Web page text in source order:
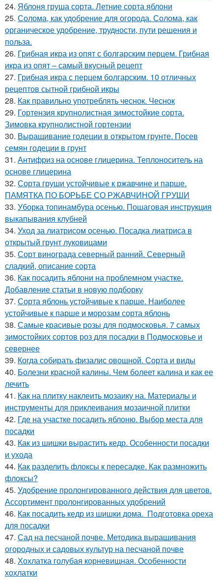
24. Яблоня груша сорта. Летние сорта яблони
25. Солома, как удобрение для огорода. Солома, как
органическое удобрение, трудности, пути решения и
польза.
26. Грибная икра из опят с болгарским перцем. Грибная
икра из опят – самый вкусный рецепт
27. Грибная икра с перцем болгарским. 10 отличных
рецептов сытной грибной икры
28. Как правильно употреблять чеснок. Чеснок
29. Гортензия крупнолистная зимостойкие сорта.
Зимовка крупнолистной гортензии
30. Выращивание годеции в открытом грунте. Посев
семян годеции в грунт
31. Антифриз на основе глицерина. Теплоноситель на
основе глицерина
32. Сорта груши устойчивые к ржавчине и парше.
ПАМЯТКА ПО БОРЬБЕ СО РЖАВЧИНОЙ ГРУШИ
33. Уборка топинамбура осенью. Пошаговая инструкция
выкапывания клубней
34. Уход за лиатрисом осенью. Посадка лиатриса в
открытый грунт луковицами
35. Сорт винограда северный ранний. Северный
сладкий, описание сорта
36. Как посадить яблони на проблемном участке.
Добавление статьи в новую подборку
37. Сорта яблонь устойчивые к парше. Наиболее
устойчивые к парше и морозам сорта яблонь
38. Самые красивые розы для подмосковья. 7 самых
зимостойких сортов роз для посадки в Подмосковье и
севернее
39. Когда собирать физалис овощной. Сорта и виды
40. Болезни красной калины. Чем болеет калина и как ее
лечить
41. Как на плитку наклеить мозаику на. Материалы и
инструменты для приклеивания мозаичной плитки
42. Где на участке посадить яблоню. Выбор места для
посадки
43. Как из шишки вырастить кедр. Особенности посадки
и ухода
44. Как разделить флоксы к пересадке. Как размножить
флоксы?
45. Удобрение пролонгированного действия для цветов.
Ассортимент пролонгированных удобрений
46. Как посадить кедр из шишки дома. Подготовка ореха
для посадки
47. Сад на песчаной почве. Методика выращивания
огородных и садовых культур на песчаной почве
48. Хохлатка голубая корневищная. Особенности
хохлатки